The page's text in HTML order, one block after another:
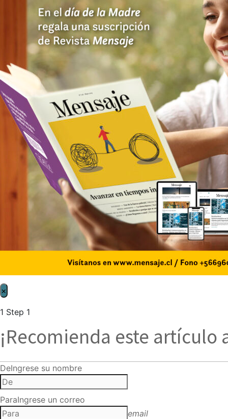
×
1 Step 1
¡Recomienda este artículo
DeIngrese su nombre
ParaIngrese un correo
email